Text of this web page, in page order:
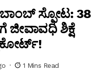
ಸ್ಫೋಟ: 38
ಜೀವಾವಧಿ ಶಿಕ್ಷೆ
1 Mins Read